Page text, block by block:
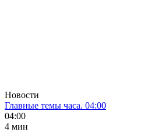
Новости
Главные темы часа. 04:00
04:00
4 мин